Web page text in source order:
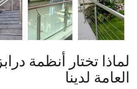
لماذا تختار أنظمة
العامة لدينا